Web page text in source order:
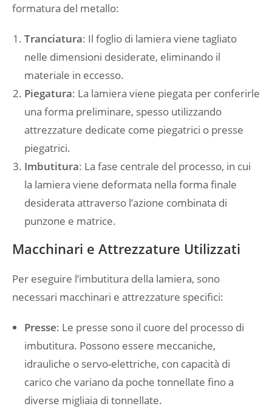
formatura del metallo:
Tranciatura: Il foglio di lamiera viene tagliato
nelle dimensioni desiderate, eliminando il
materiale in eccesso.
Piegatura: La lamiera viene piegata per conferirle
una forma preliminare, spesso utilizzando
attrezzature dedicate come piegatrici o presse
piegatrici.
Imbutitura: La fase centrale del processo, in cui
la lamiera viene deformata nella forma finale
desiderata attraverso l’azione combinata di
punzone e matrice.
Macchinari e Attrezzature Utilizzati
Per eseguire l’imbutitura della lamiera, sono
necessari macchinari e attrezzature specifici:
Presse: Le presse sono il cuore del processo di
imbutitura. Possono essere meccaniche,
idrauliche o servo-elettriche, con capacità di
carico che variano da poche tonnellate fino a
diverse migliaia di tonnellate.